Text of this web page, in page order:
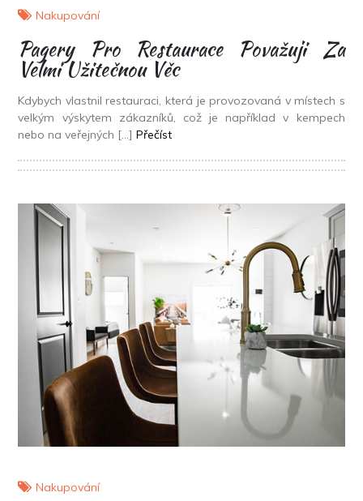
Nakupování
Pagery Pro Restaurace Považuji Za
Velmi Užitečnou Věc
Kdybych vlastnil restauraci, která je provozovaná v místech s
velkým výskytem zákazníků, což je například v kempech
nebo na veřejných […] Přečíst
Nakupování